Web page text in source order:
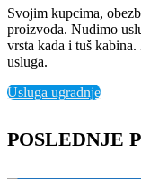
Svojim kupcima,
proizvoda. Nudimo
vrsta kada i tuš
usluga.
Usluga ugradnje
POSLEDNJE